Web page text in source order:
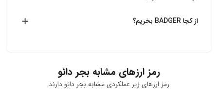
از کجا BADGER بخریم؟
رمز ارزهای مشابه بجر دائو
رمز ارزهای زیر عملکردی مشابه بجر دائودارند